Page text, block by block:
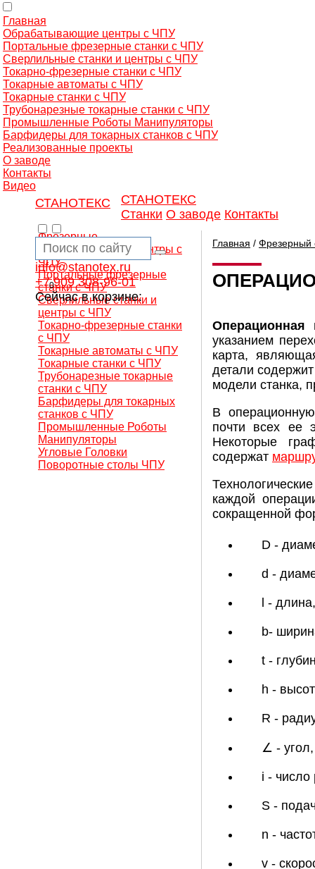
Главная
Обрабатывающие центры с ЧПУ
Портальные фрезерные станки с ЧПУ
Сверлильные станки и центры с ЧПУ
Токарно-фрезерные станки с ЧПУ
Токарные автоматы с ЧПУ
Токарные станки с ЧПУ
Трубонарезные токарные станки с ЧПУ
Промышленные Роботы Манипуляторы
Барфидеры для токарных станков с ЧПУ
Реализованные проекты
О заводе
Контакты
Видео
СТАНОТЕКС
СТАНОТЕКС
Станки О заводе Контакты
info@stanotex.ru
+7 909 308-96-01
Сейчас в корзине:
0
Фрезерные
обрабатывающие центры с
ЧПУ
Портальные фрезерные
станки с ЧПУ
Сверлильные станки и
центры с ЧПУ
Токарно-фрезерные станки
с ЧПУ
Токарные автоматы с ЧПУ
Токарные станки с ЧПУ
Трубонарезные токарные
станки с ЧПУ
Барфидеры для токарных
станков с ЧПУ
Промышленные Роботы
Манипуляторы
Угловые Головки
Поворотные столы ЧПУ
Главная / Фрезерный
Операционная
указанием
карта,
детали
модели станка,
В
почти всех ее
Некоторые
содержат
каждой
сокращенной
D -
d -
l -
b-
t -
h -
R -
∠ -
i - число
S -
n -
v -